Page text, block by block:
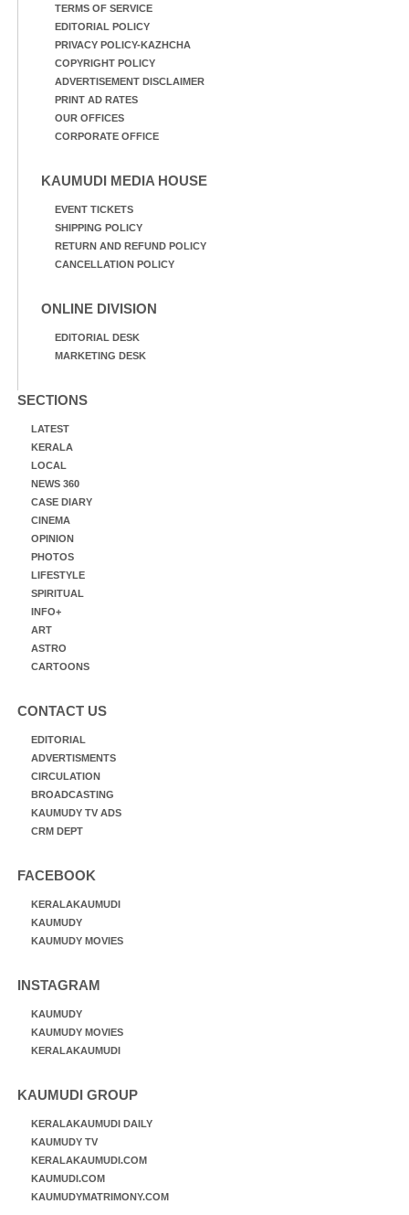
TERMS OF SERVICE
EDITORIAL POLICY
PRIVACY POLICY-KAZHCHA
COPYRIGHT POLICY
ADVERTISEMENT DISCLAIMER
PRINT AD RATES
OUR OFFICES
CORPORATE OFFICE
KAUMUDI MEDIA HOUSE
EVENT TICKETS
SHIPPING POLICY
RETURN AND REFUND POLICY
CANCELLATION POLICY
ONLINE DIVISION
EDITORIAL DESK
MARKETING DESK
SECTIONS
LATEST
KERALA
LOCAL
NEWS 360
CASE DIARY
CINEMA
OPINION
PHOTOS
LIFESTYLE
SPIRITUAL
INFO+
ART
ASTRO
CARTOONS
CONTACT US
EDITORIAL
ADVERTISMENTS
CIRCULATION
BROADCASTING
KAUMUDY TV ADS
CRM DEPT
FACEBOOK
KERALAKAUMUDI
KAUMUDY
KAUMUDY MOVIES
INSTAGRAM
KAUMUDY
KAUMUDY MOVIES
KERALAKAUMUDI
KAUMUDI GROUP
KERALAKAUMUDI DAILY
KAUMUDY TV
KERALAKAUMUDI.COM
KAUMUDI.COM
KAUMUDYMATRIMONY.COM